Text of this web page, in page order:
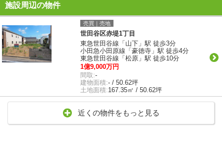
施設周辺の物件
売買｜売地
世田谷区赤堤1丁目
東急世田谷線「山下」駅 徒歩3分
小田急小田原線「豪徳寺」駅 徒歩4分
東急世田谷線「松原」駅 徒歩10分
1億9,000万円
間取:-
建物面積:- / 50.62坪
土地面積:167.35㎡ / 50.62坪
近くの物件をもっと見る